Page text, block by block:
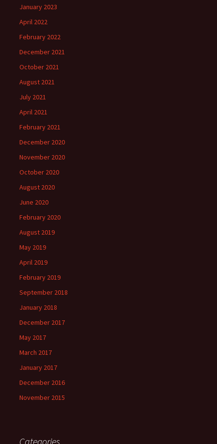
January 2023
April 2022
February 2022
December 2021
October 2021
August 2021
July 2021
April 2021
February 2021
December 2020
November 2020
October 2020
August 2020
June 2020
February 2020
August 2019
May 2019
April 2019
February 2019
September 2018
January 2018
December 2017
May 2017
March 2017
January 2017
December 2016
November 2015
Categories